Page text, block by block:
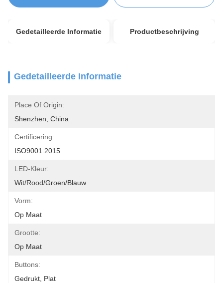
Gedetailleerde Informatie Productbeschrijving
Gedetailleerde Informatie
Place Of Origin:
Shenzhen, China
Certificering:
ISO9001:2015
LED-Kleur:
Wit/Rood/Groen/Blauw
Vorm:
Op Maat
Grootte:
Op Maat
Buttons:
Gedrukt, Plat